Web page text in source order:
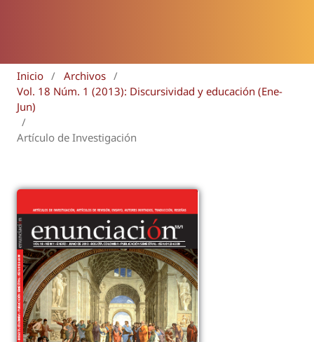
Inicio / Archivos /
Vol. 18 Núm. 1 (2013): Discursividad y educación (Ene-
Jun)
/
Artículo de Investigación